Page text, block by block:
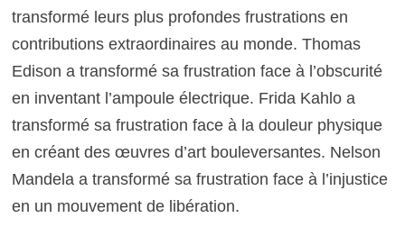
transformé leurs plus profondes frustrations en
contributions extraordinaires au monde. Thomas
Edison a transformé sa frustration face à l’obscurité
en inventant l’ampoule électrique. Frida Kahlo a
transformé sa frustration face à la douleur physique
en créant des œuvres d’art bouleversantes. Nelson
Mandela a transformé sa frustration face à l’injustice
en un mouvement de libération.